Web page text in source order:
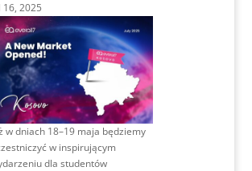
16, 2025
w dniach 18–19 maja będziemy
w inspirującym
dla studentów